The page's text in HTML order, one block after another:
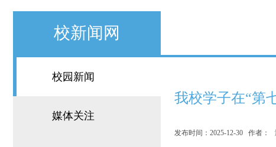
校新闻网
校园新闻
媒体关注
我校学子在“第
发布时间：2025-12-30 作者：